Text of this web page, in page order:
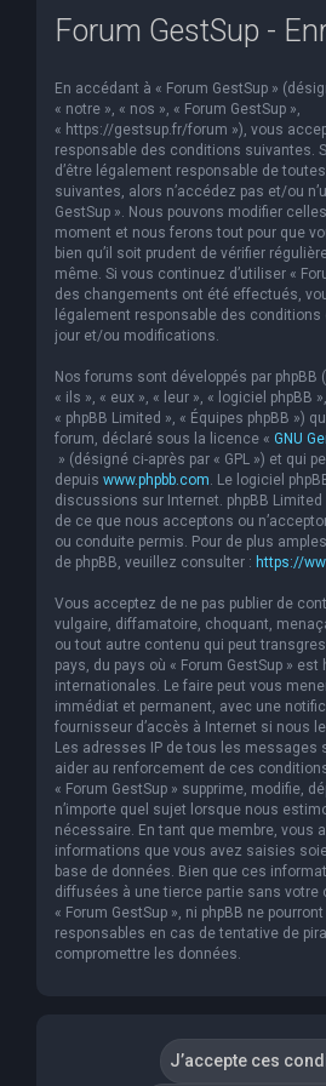
Forum GestSup -
En accédant à « Forum GestSup »
« notre », « nos », « Forum GestSup »,
« https://gestsup.fr/forum »), vous
responsable des conditions suivantes.
d’être légalement responsable de
suivantes, alors n’accédez pas et/ou
GestSup ». Nous pouvons modifier
moment et nous ferons tout pour que
bien qu’il soit prudent de vérifier
même. Si vous continuez d’utiliser «
des changements ont été effectués,
légalement responsable des
jour et/ou modifications.
Nos forums sont développés par phpBB
« ils », « eux », « leur », « logiciel phpBB
« phpBB Limited », « Équipes phpBB »)
forum, déclaré sous la licence « GNU
» (désigné ci-après par « GPL ») et qui
depuis www.phpbb.com. Le logiciel
discussions sur Internet. phpBB Limited
de ce que nous acceptons ou
ou conduite permis. Pour de plus
de phpBB, veuillez consulter : https://
Vous acceptez de ne pas publier de
vulgaire, diffamatoire, choquant,
ou tout autre contenu qui peut
pays, du pays où « Forum GestSup »
internationales. Le faire peut vous
immédiat et permanent, avec une
fournisseur d’accès à Internet si nous
Les adresses IP de tous les messages
aider au renforcement de ces
« Forum GestSup » supprime, modifie,
n’importe quel sujet lorsque nous
nécessaire. En tant que membre, vous
informations que vous avez saisies
base de données. Bien que ces
diffusées à une tierce partie sans votre
« Forum GestSup », ni phpBB ne
responsables en cas de tentative de
compromettre les données.